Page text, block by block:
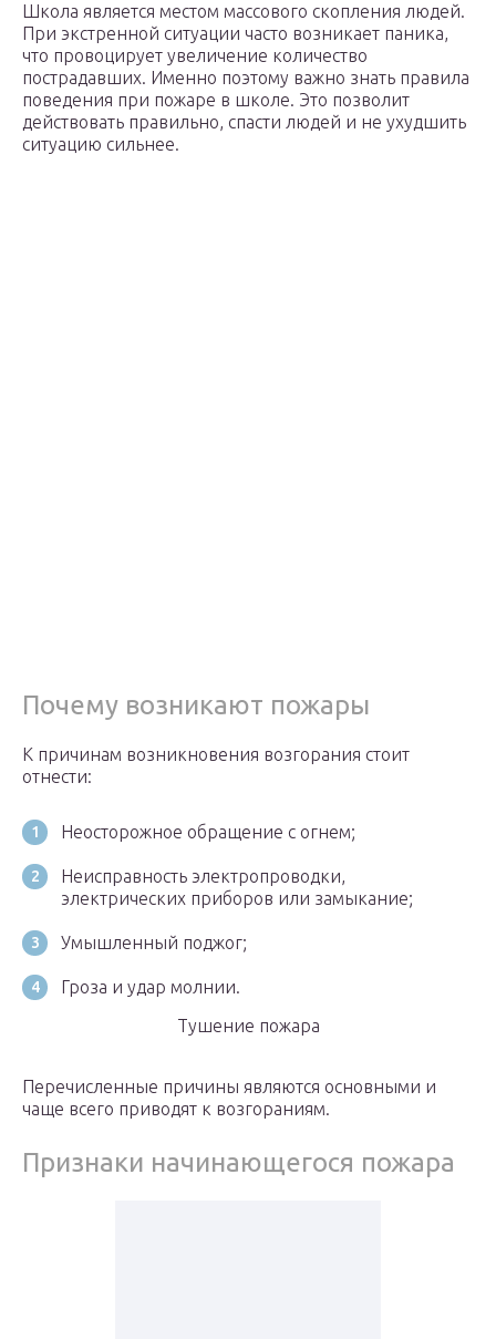
Школа является местом массового скопления людей.
При экстренной ситуации часто возникает паника,
что провоцирует увеличение количество
пострадавших. Именно поэтому важно знать правила
поведения при пожаре в школе. Это позволит
действовать правильно, спасти людей и не ухудшить
ситуацию сильнее.
Почему возникают пожары
К причинам возникновения возгорания стоит
отнести:
Неосторожное обращение с огнем;
Неисправность электропроводки,
электрических приборов или замыкание;
Умышленный поджог;
Гроза и удар молнии.
Тушение пожара
Перечисленные причины являются основными и
чаще всего приводят к возгораниям.
Признаки начинающегося пожара